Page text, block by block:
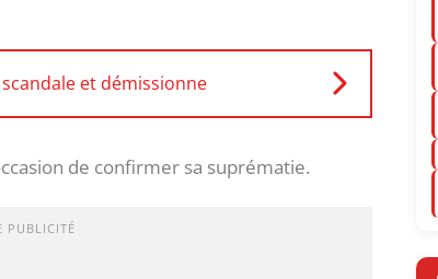
et démissionne
de confirmer sa suprématie.
PUBLICITÉ